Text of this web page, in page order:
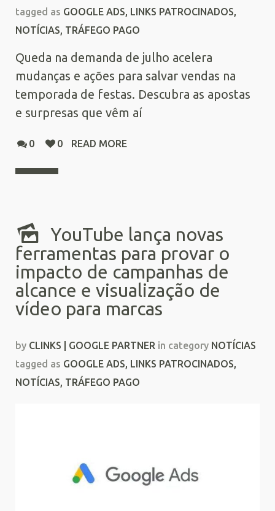
tagged as GOOGLE ADS, LINKS PATROCINADOS,
NOTÍCIAS, TRÁFEGO PAGO
Queda na demanda de julho acelera
mudanças e ações para salvar vendas na
temporada de festas. Descubra as apostas
e surpresas que vêm aí
0 0 READ MORE
YouTube lança novas
ferramentas para provar o
impacto de campanhas de
alcance e visualização de
vídeo para marcas
by CLINKS | GOOGLE PARTNER in category NOTÍCIAS
tagged as GOOGLE ADS, LINKS PATROCINADOS,
NOTÍCIAS, TRÁFEGO PAGO